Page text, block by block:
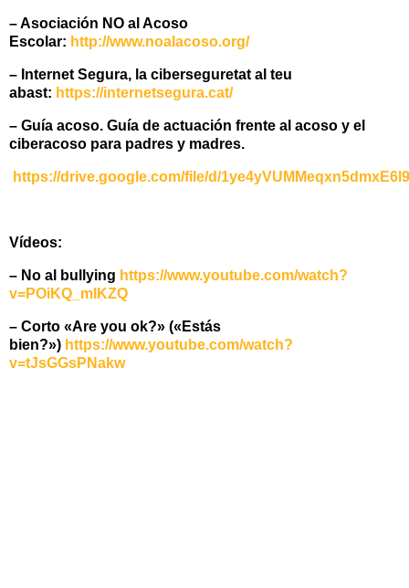
– Asociación NO al Acoso
Escolar: http://www.noalacoso.org/
– Internet Segura, la ciberseguretat al teu
abast: https://internetsegura.cat/
– Guía acoso. Guía de actuación frente al acoso y el
ciberacoso para padres y madres.
https://drive.google.com/file/d/
Vídeos:
– No al bullying https://www.youtube.com/watch?
v=POiKQ_mIKZQ
– Corto «Are you ok?» («Estás
bien?») https://www.youtube.com/watch?
v=tJsGGsPNakw